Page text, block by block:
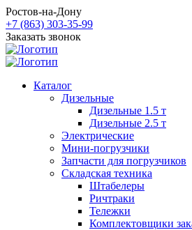
Ростов-на-Дону
+7 (863) 303-35-99
Заказать звонок
Каталог
Дизельные
Дизельные 1.5 т
Дизельные 2.5 т
Электрические
Мини-погрузчики
Запчасти для погрузчиков
Складская техника
Штабелеры
Ричтраки
Тележки
Комплектовщики